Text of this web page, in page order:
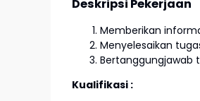
Deskripsi Pekerjaan
Memberikan
Menyelesaikan
Bertanggungjawab
Kualifikasi :